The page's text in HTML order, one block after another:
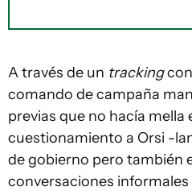
A través de un tracking
comando de campaña
previas que no hacía mella
cuestionamiento a Orsi -
de gobierno pero también
conversaciones